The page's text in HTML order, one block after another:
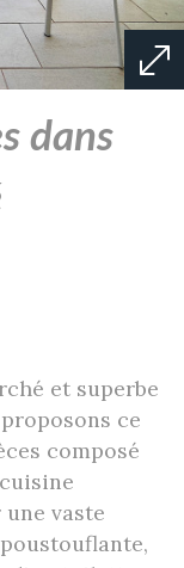
et superbe
ce
composé
vaste